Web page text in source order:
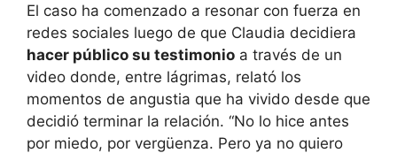
El caso ha comenzado a resonar con fuerza en
redes sociales luego de que Claudia decidiera
hacer público su testimonio a través de un
video donde, entre lágrimas, relató los
momentos de angustia que ha vivido desde que
decidió terminar la relación. “No lo hice antes
por miedo, por vergüenza. Pero ya no quiero